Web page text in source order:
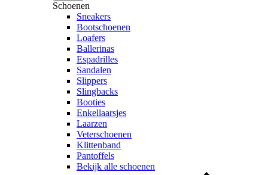
Schoenen
Sneakers
Bootschoenen
Loafers
Ballerinas
Espadrilles
Sandalen
Slippers
Slingbacks
Booties
Enkellaarsjes
Laarzen
Veterschoenen
Klittenband
Pantoffels
Bekijk alle schoenen